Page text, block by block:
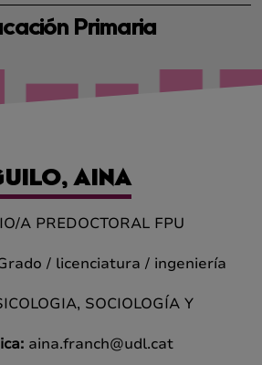
Primaria
AINA
A PREDOCTORAL FPU
/ licenciatura / ingeniería
SOCIOLOGÍA Y
aina.franch@udl.cat